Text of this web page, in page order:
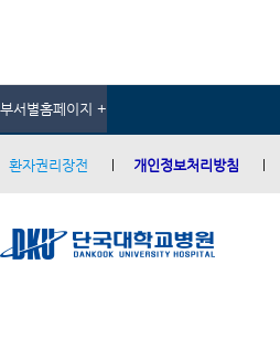
부서별홈페이지 +
환자권리장전 개인정보처리방침